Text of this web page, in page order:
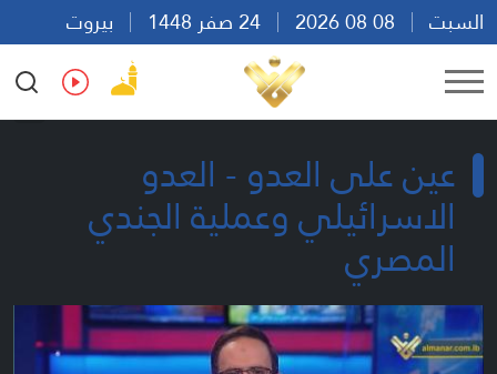
السبت
بيروت
06:31
Ar En Fr Es
عين على العدو - العدو
الاسرائيلي وعملية الجندي
المصري